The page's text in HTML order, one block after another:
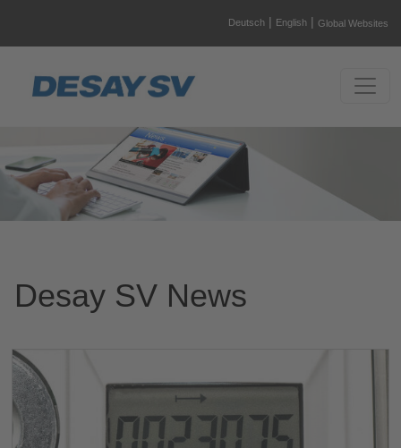
Deutsch | English | Global Websites
Desay SV News